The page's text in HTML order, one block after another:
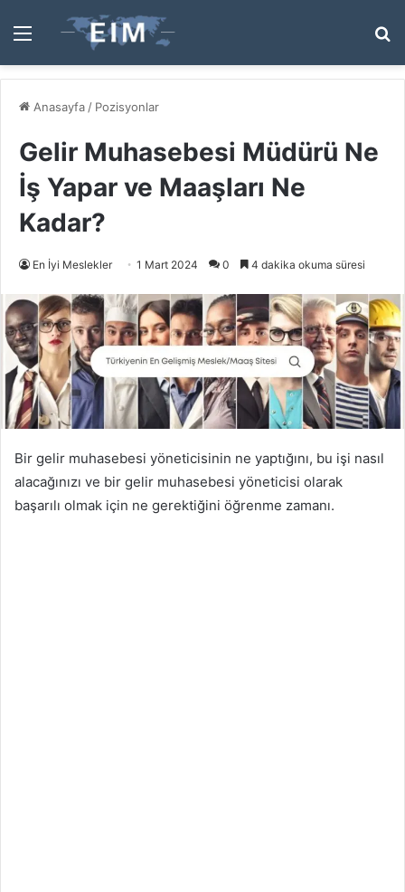
Menü
...
Anasayfa / Pozisyonlar
Gelir Muhasebesi Müdürü Ne
İş Yapar ve Maaşları Ne
Kadar?
En İyi Meslekler 1 Mart 2024 0 4 dakika okuma süresi
Bir gelir muhasebesi yöneticisinin ne yaptığını, bu işi nasıl
alacağınızı ve bir gelir muhasebesi yöneticisi olarak
başarılı olmak için ne gerektiğini öğrenme zamanı.